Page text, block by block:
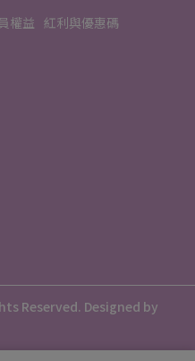
權益 紅利與優惠碼
Reserved. Designed by